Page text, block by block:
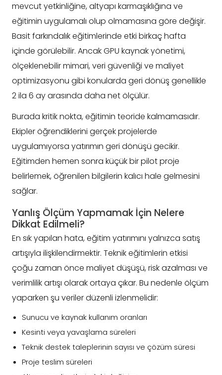
mevcut yetkinliğine, altyapı karmaşıklığına ve
eğitimin uygulamalı olup olmamasına göre değişir.
Basit farkındalık eğitimlerinde etki birkaç hafta
içinde görülebilir. Ancak GPU kaynak yönetimi,
ölçeklenebilir mimari, veri güvenliği ve maliyet
optimizasyonu gibi konularda geri dönüş genellikle
2 ila 6 ay arasında daha net ölçülür.
Burada kritik nokta, eğitimin teoride kalmamasıdır.
Ekipler öğrendiklerini gerçek projelerde
uygulamıyorsa yatırımın geri dönüşü gecikir.
Eğitimden hemen sonra küçük bir pilot proje
belirlemek, öğrenilen bilgilerin kalıcı hale gelmesini
sağlar.
Yanlış Ölçüm Yapmamak İçin Nelere
Dikkat Edilmeli?
En sık yapılan hata, eğitim yatırımını yalnızca satış
artışıyla ilişkilendirmektir. Teknik eğitimlerin etkisi
çoğu zaman önce maliyet düşüşü, risk azalması ve
verimlilik artışı olarak ortaya çıkar. Bu nedenle ölçüm
yaparken şu veriler düzenli izlenmelidir:
Sunucu ve kaynak kullanım oranları
Kesinti veya yavaşlama süreleri
Teknik destek taleplerinin sayısı ve çözüm süresi
Proje teslim süreleri